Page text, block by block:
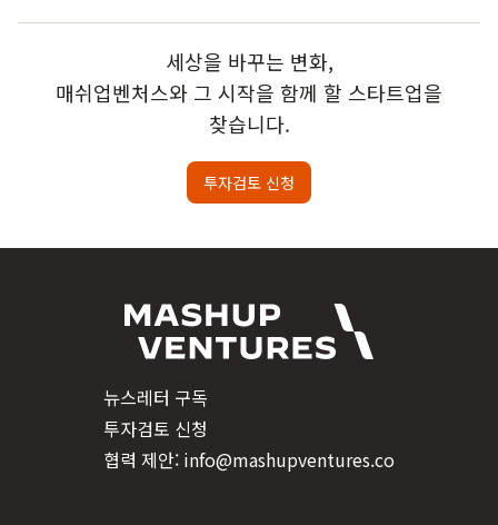
세상을 바꾸는 변화,
매쉬업벤처스와 그 시작을 함께 할 스타트업을
찾습니다.
투자검토 신청
뉴스레터 구독
투자검토 신청
협력 제안: info@mashupventures.co